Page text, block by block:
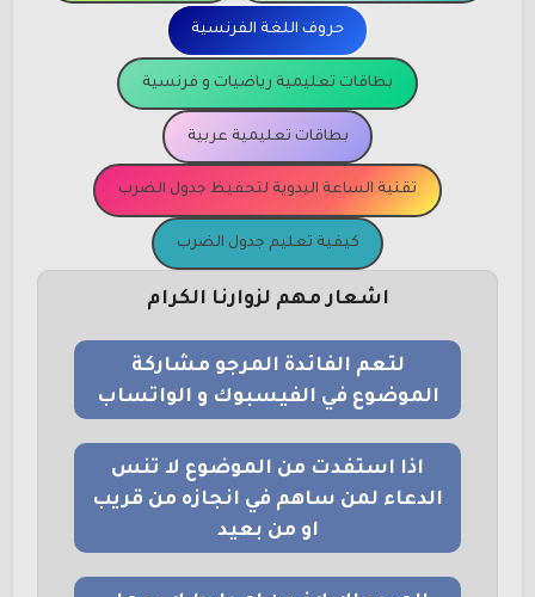
حروف اللغة الفرنسية
بطاقات تعليمية رياضيات و فرنسية
بطاقات تعليمية عربية
تقنية الساعة اليدوية لتحفيظ جدول الضرب
كيفية تعليم جدول الضرب
لتعم الفائدة المرجو مشاركة
الموضوع في الفيسبوك و الواتساب
اذا استفدت من الموضوع لا تنس
الدعاء لمن ساهم في انجازه من قريب
او من بعيد
المرجو الابلاغ عن اي رابط لا يعمل